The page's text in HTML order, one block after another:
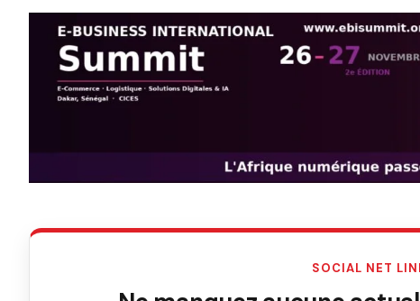
SOCIAL NET